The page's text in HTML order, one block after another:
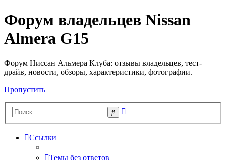
Форум владельцев Nissan
Almera G15
Форум Ниссан Альмера Клуба: отзывы владельцев, тест-
драйв, новости, обзоры, характеристики, фотографии.
Пропустить
Поиск
Ссылки
Темы без ответов